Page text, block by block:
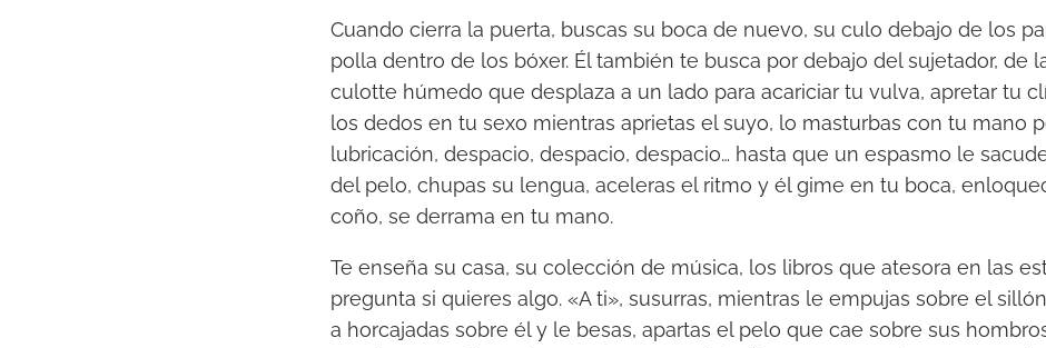
Cuando cierra la puerta, buscas su boca de nuevo, su culo debajo de los
polla dentro de los bóxer. Él también te busca por debajo del sujetador, de
culotte húmedo que desplaza a un lado para acariciar tu vulva, apretar tu
los dedos en tu sexo mientras aprietas el suyo, lo masturbas con tu mano
lubricación, despacio, despacio, despacio… hasta que un espasmo le
del pelo, chupas su lengua, aceleras el ritmo y él gime en tu boca,
coño, se derrama en tu mano.
Te enseña su casa, su colección de música, los libros que atesora en las
pregunta si quieres algo. «A ti», susurras, mientras le empujas sobre el
a horcajadas sobre él y le besas, apartas el pelo que cae sobre sus